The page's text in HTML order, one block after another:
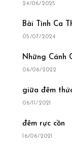
24/06/2025
Bài Tình Ca
05/07/2024
Những Cánh
06/06/2022
giữa đêm
06/11/2021
đêm rực cồn
16/06/2021